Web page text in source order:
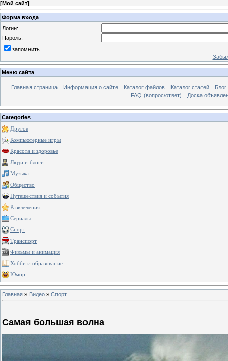
[Мой сайт]
Форма входа
Логин:
Пароль:
запомнить
Меню сайта
Главная страница Информация о сайте Каталог файлов Каталог статей
Блог
FAQ (вопрос/ответ)
Доска
Categories
Другое
Компьютерные игры
Красота и здоровье
Люди и блоги
Музыка
Общество
Путешествия и события
Развлечения
Сериалы
Спорт
Транспорт
Фильмы и анимация
Хобби и образование
Юмор
Главная » Видео » Спорт
Самая большая волна